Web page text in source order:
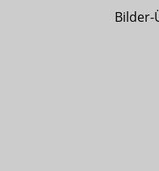
Bilder-